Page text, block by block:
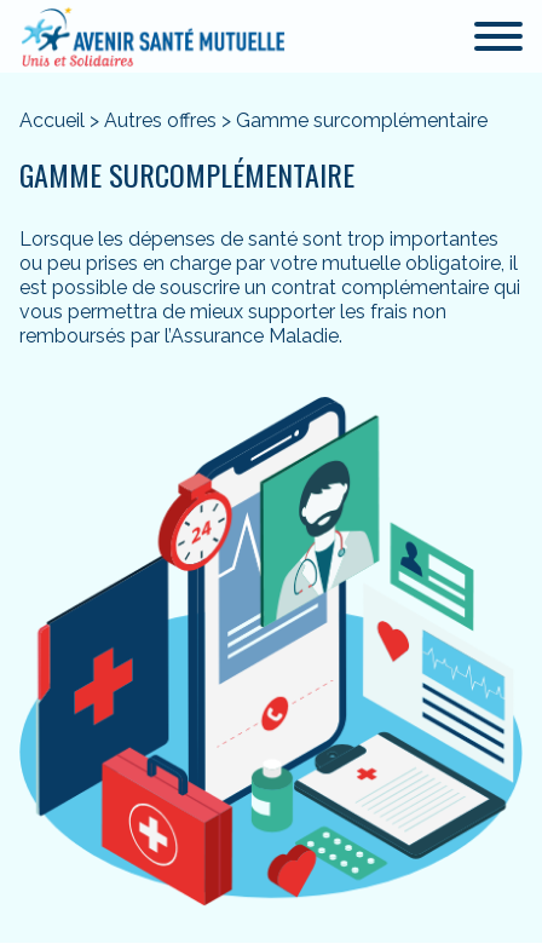
Accueil > Autres offres > Gamme surcomplémentaire
GAMME SURCOMPLÉMENTAIRE
Lorsque les dépenses de santé sont trop importantes
ou peu prises en charge par votre mutuelle obligatoire, il
est possible de souscrire un contrat complémentaire qui
vous permettra de mieux supporter les frais non
remboursés par l’Assurance Maladie.